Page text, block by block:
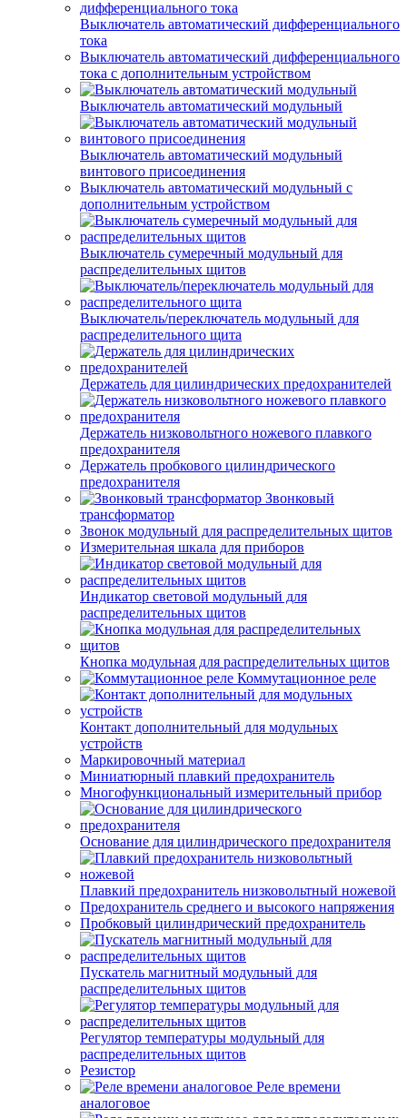
Выключатель автоматический дифференциального
тока
Выключатель автоматический дифференциального
тока с дополнительным устройством
Выключатель автоматический модульный
Выключатель автоматический модульный
винтового присоединения
Выключатель автоматический модульный с
дополнительным устройством
Выключатель сумеречный модульный для
распределительных щитов
Выключатель/переключатель модульный для
распределительного щита
Держатель для цилиндрических предохранителей
Держатель низковольтного ножевого плавкого
предохранителя
Держатель пробкового цилиндрического
предохранителя
Звонковый
трансформатор
Звонок модульный для распределительных щитов
Измерительная шкала для приборов
Индикатор световой модульный для
распределительных щитов
Кнопка модульная для распределительных щитов
Коммутационное реле
Контакт дополнительный для модульных
устройств
Маркировочный материал
Миниатюрный плавкий предохранитель
Многофункциональный измерительный прибор
Основание для цилиндрического предохранителя
Плавкий предохранитель низковольтный ножевой
Предохранитель среднего и высокого напряжения
Пробковый цилиндрический предохранитель
Пускатель магнитный модульный для
распределительных щитов
Регулятор температуры модульный для
распределительных щитов
Резистор
Реле времени
аналоговое